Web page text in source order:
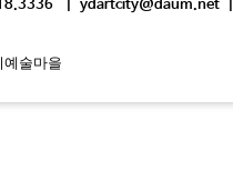
| ydartcity@daum.net |
술마을